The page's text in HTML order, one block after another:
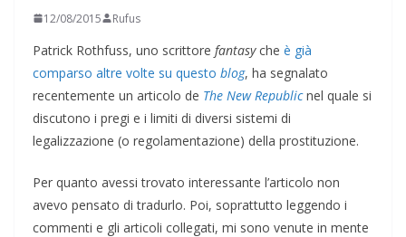
12/08/2015 Rufus
Patrick Rothfuss, uno scrittore fantasyche è già
comparso altre volte su questo blog, ha segnalato
recentemente un articolo de The New Republicnel quale si
discutono i pregi e i limiti di diversi sistemi di
legalizzazione (o regolamentazione) della prostituzione.
Per quanto avessi trovato interessante l’articolo non
avevo pensato di tradurlo. Poi, soprattutto leggendo i
commenti e gli articoli collegati, mi sono venute in mente